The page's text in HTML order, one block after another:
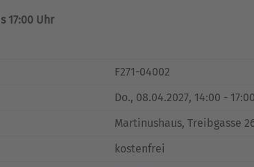
17:00 Uhr
F271-04002
Do., 08.04.2027, 14:00 -
Martinushaus, Treibgasse
kostenfrei